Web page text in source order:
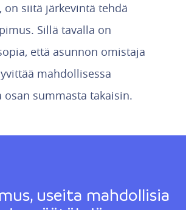
on siitä järkevintä tehdä
Sillä tavalla on
että asunnon omistaja
mahdollisessa
osan summasta takaisin.
useita mahdollisia